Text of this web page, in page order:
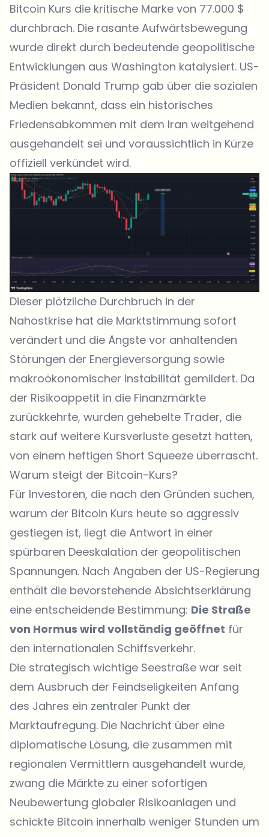
Bitcoin Kurs die kritische Marke von 77.000 $
durchbrach. Die rasante Aufwärtsbewegung
wurde direkt durch bedeutende geopolitische
Entwicklungen aus Washington katalysiert. US-
Präsident Donald Trump gab über die sozialen
Medien bekannt, dass ein historisches
Friedensabkommen mit dem Iran weitgehend
ausgehandelt sei und voraussichtlich in Kürze
offiziell verkündet wird.
Dieser plötzliche Durchbruch in der
Nahostkrise hat die Marktstimmung sofort
verändert und die Ängste vor anhaltenden
Störungen der Energieversorgung sowie
makroökonomischer Instabilität gemildert. Da
der Risikoappetit in die Finanzmärkte
zurückkehrte, wurden gehebelte Trader, die
stark auf weitere Kursverluste gesetzt hatten,
von einem heftigen Short Squeeze überrascht.
Warum steigt der Bitcoin-Kurs?
Für Investoren, die nach den Gründen suchen,
warum der Bitcoin Kurs heute so aggressiv
gestiegen ist, liegt die Antwort in einer
spürbaren Deeskalation der geopolitischen
Spannungen. Nach Angaben der US-Regierung
enthält die bevorstehende Absichtserklärung
eine entscheidende Bestimmung: Die Straße
von Hormus wird vollständig geöffnet für
den internationalen Schiffsverkehr.
Die strategisch wichtige Seestraße war seit
dem Ausbruch der Feindseligkeiten Anfang
des Jahres ein zentraler Punkt der
Marktaufregung. Die Nachricht über eine
diplomatische Lösung, die zusammen mit
regionalen Vermittlern ausgehandelt wurde,
zwang die Märkte zu einer sofortigen
Neubewertung globaler Risikoanlagen und
schickte Bitcoin innerhalb weniger Stunden um